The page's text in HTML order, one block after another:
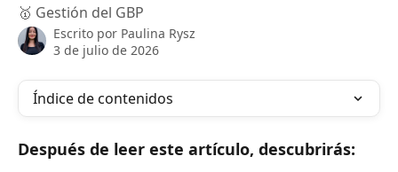
🥇 Gestión del GBP
Escrito por Paulina Rysz
3 de julio de 2026
Índice de contenidos
Después de leer este artículo, descubrirás: